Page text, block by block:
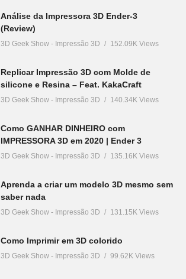
Análise da Impressora 3D Ender-3
(Review)
3D Geek Show - Impressão 3D 152.09K Views
Replicar Impressão 3D com Molde de
silicone e Resina – Feat. KakaCraft
3D Geek Show - Impressão 3D 140.34K Views
Como GANHAR DINHEIRO com
IMPRESSORA 3D em 2020 | Ender 3
3D Geek Show - Impressão 3D 135.16K Views
Aprenda a criar um modelo 3D mesmo sem
saber nada
3D Geek Show - Impressão 3D 131.15K Views
Como Imprimir em 3D colorido
3D Geek Show - Impressão 3D 99.62K Views